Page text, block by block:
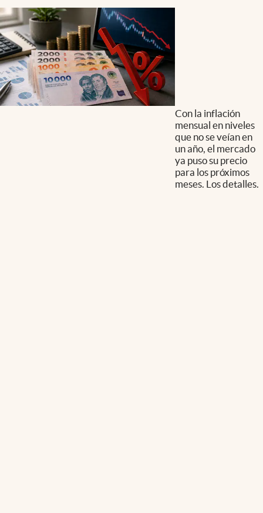
Con la inflación
mensual en niveles
que no se veían en
un año, el mercado
ya puso su precio
para los próximos
meses. Los detalles.